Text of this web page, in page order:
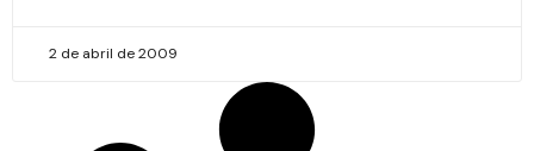
2 de abril de 2009